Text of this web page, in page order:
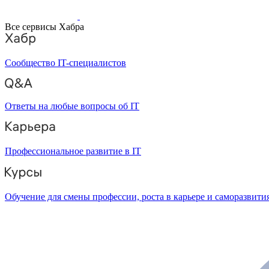
Все сервисы Хабра
Сообщество IT-специалистов
Ответы на любые вопросы об IT
Профессиональное развитие в IT
Обучение для смены профессии, роста в карьере и